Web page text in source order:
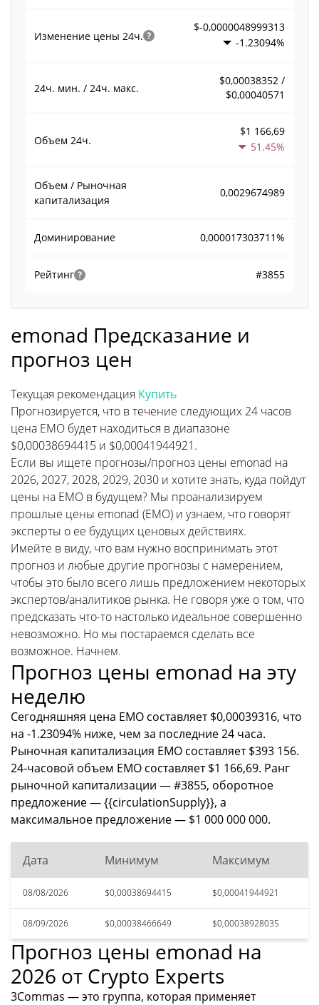
Изменение цены 24ч.
$-0,0000048999313
-1.23094%
24ч. мин. / 24ч. макс.
$0,00038352 /
$0,00040571
Объем 24ч.
$1 166,69
51.45%
Объем / Рыночная
капитализация
0,0029674989
Доминирование 0,000017303711%
Рейтинг #3855
emonad Предсказание и
прогноз цен
Текущая рекомендация Купить
Прогнозируется, что в течение следующих 24 часов
цена EMO будет находиться в диапазоне
$0,00038694415 и $0,00041944921.
Если вы ищете прогнозы/прогноз цены emonad на
2026, 2027, 2028, 2029, 2030 и хотите знать, куда пойдут
цены на EMO в будущем? Мы проанализируем
прошлые цены emonad (EMO) и узнаем, что говорят
эксперты о ее будущих ценовых действиях.
Имейте в виду, что вам нужно воспринимать этот
прогноз и любые другие прогнозы с намерением,
чтобы это было всего лишь предложением некоторых
экспертов/аналитиков рынка. Не говоря уже о том, что
предсказать что-то настолько идеальное совершенно
невозможно. Но мы постараемся сделать все
возможное. Начнем.
Прогноз цены emonad на эту
неделю
Сегодняшняя цена EMO составляет $0,00039316, что
на -1.23094% ниже, чем за последние 24 часа.
Рыночная капитализация EMO составляет $393 156.
24-часовой объем EMO составляет $1 166,69. Ранг
рыночной капитализации — #3855, оборотное
предложение — {{circulationSupply}}, а
максимальное предложение — $1 000 000 000.
Дата Минимум Максимум
08/08/2026 $0,00038694415 $0,00041944921
08/09/2026 $0,00038466649 $0,00038928035
Прогноз цены emonad на
2026 от Crypto Experts
3Commas — это группа, которая применяет